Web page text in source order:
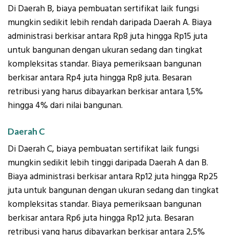
Di Daerah B, biaya pembuatan sertifikat laik fungsi
mungkin sedikit lebih rendah daripada Daerah A. Biaya
administrasi berkisar antara Rp8 juta hingga Rp15 juta
untuk bangunan dengan ukuran sedang dan tingkat
kompleksitas standar. Biaya pemeriksaan bangunan
berkisar antara Rp4 juta hingga Rp8 juta. Besaran
retribusi yang harus dibayarkan berkisar antara 1,5%
hingga 4% dari nilai bangunan.
Daerah C
Di Daerah C, biaya pembuatan sertifikat laik fungsi
mungkin sedikit lebih tinggi daripada Daerah A dan B.
Biaya administrasi berkisar antara Rp12 juta hingga Rp25
juta untuk bangunan dengan ukuran sedang dan tingkat
kompleksitas standar. Biaya pemeriksaan bangunan
berkisar antara Rp6 juta hingga Rp12 juta. Besaran
retribusi yang harus dibayarkan berkisar antara 2,5%